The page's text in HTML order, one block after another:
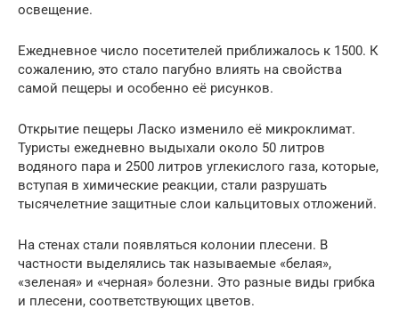
освещение.
Ежедневное число посетителей приближалось к 1500. К
сожалению, это стало пагубно влиять на свойства
самой пещеры и особенно её рисунков.
Открытие пещеры Ласко изменило её микроклимат.
Туристы ежедневно выдыхали около 50 литров
водяного пара и 2500 литров углекислого газа, которые,
вступая в химические реакции, стали разрушать
тысячелетние защитные слои кальцитовых отложений.
На стенах стали появляться колонии плесени. В
частности выделялись так называемые «белая»,
«зеленая» и «черная» болезни. Это разные виды грибка
и плесени, соответствующих цветов.